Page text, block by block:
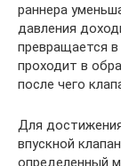
раннера
давления
превращается
проходит в
после чего
Для
впускной
определенный